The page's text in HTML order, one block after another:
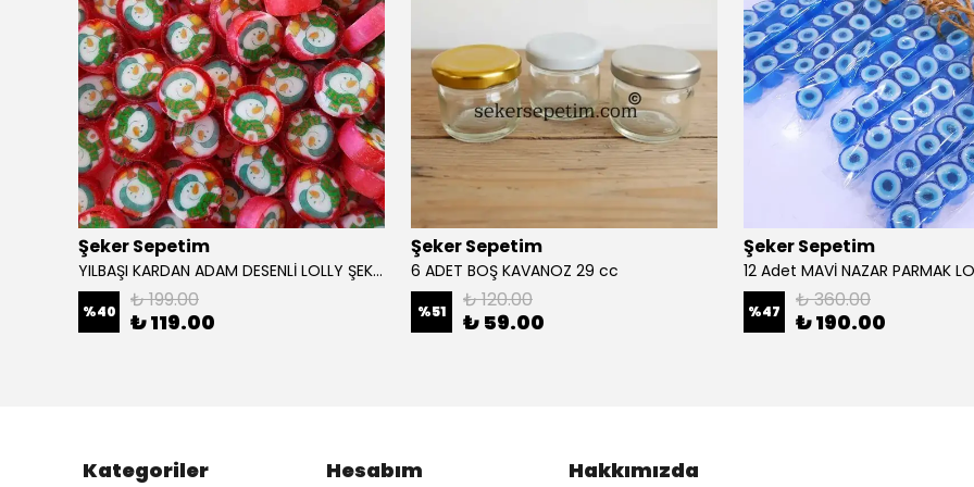
Şeker Sepetim
YILBAŞI KARDAN ADAM DESENLİ LOLLY ŞEKER 250 GR
%40 ₺ 199.00
₺ 119.00
Şeker Sepetim
6 ADET BOŞ KAVANOZ 29 cc
%51 ₺ 120.00
₺ 59.00
Şeker Sepetim
%47 ₺ 360.00
₺ 190.00
Kategoriler Hesabım Hakkımızda